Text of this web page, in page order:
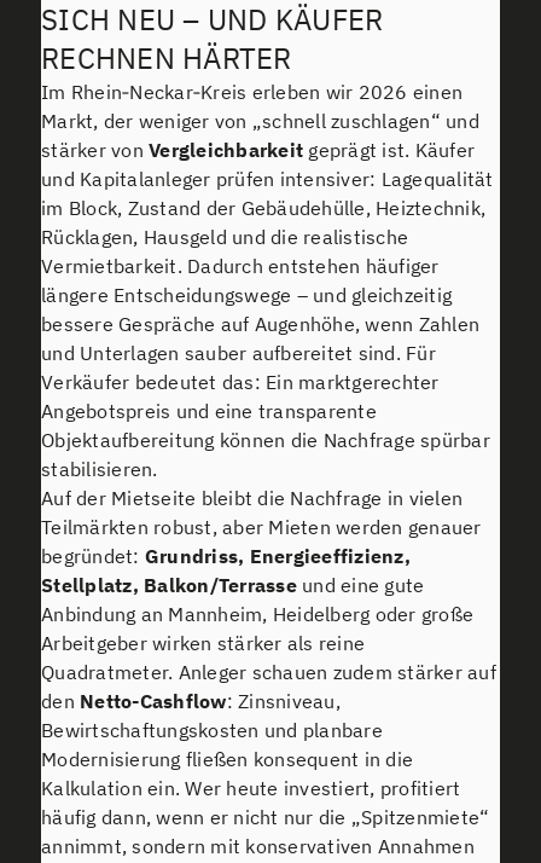
SICH NEU – UND KÄUFER
RECHNEN HÄRTER
Im Rhein‑Neckar‑Kreis erleben wir 2026 einen
Markt, der weniger von „schnell zuschlagen“ und
stärker vonVergleichbarkeit geprägt ist. Käufer
und Kapitalanleger prüfen intensiver: Lagequalität
im Block, Zustand der Gebäudehülle, Heiztechnik,
Rücklagen, Hausgeld und die realistische
Vermietbarkeit. Dadurch entstehen häufiger
längere Entscheidungswege – und gleichzeitig
bessere Gespräche auf Augenhöhe, wenn Zahlen
und Unterlagen sauber aufbereitet sind. Für
Verkäufer bedeutet das: Ein marktgerechter
Angebotspreis und eine transparente
Objektaufbereitung können die Nachfrage spürbar
stabilisieren.
Auf der Mietseite bleibt die Nachfrage in vielen
Teilmärkten robust, aber Mieten werden genauer
begründet: Grundriss, Energieeffizienz,
Stellplatz, Balkon/Terrasseund eine gute
Anbindung an Mannheim, Heidelberg oder große
Arbeitgeber wirken stärker als reine
Quadratmeter. Anleger schauen zudem stärker auf
den Netto-Cashflow: Zinsniveau,
Bewirtschaftungskosten und planbare
Modernisierung fließen konsequent in die
Kalkulation ein. Wer heute investiert, profitiert
häufig dann, wenn er nicht nur die „Spitzenmiete“
annimmt, sondern mit konservativen Annahmen